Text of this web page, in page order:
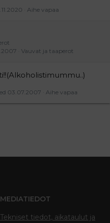
Aihe vapaa
Vauvat ja taaperot
Aihe vapaa
03.07.2007
MEDIATIEDOT
Tekniset tiedot, aikataulut ja